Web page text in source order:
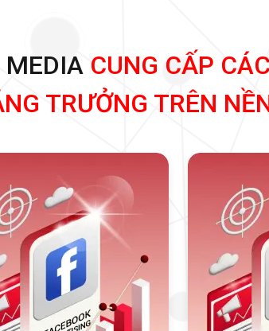
CUNG CẤP
TRƯỞNG TRÊN